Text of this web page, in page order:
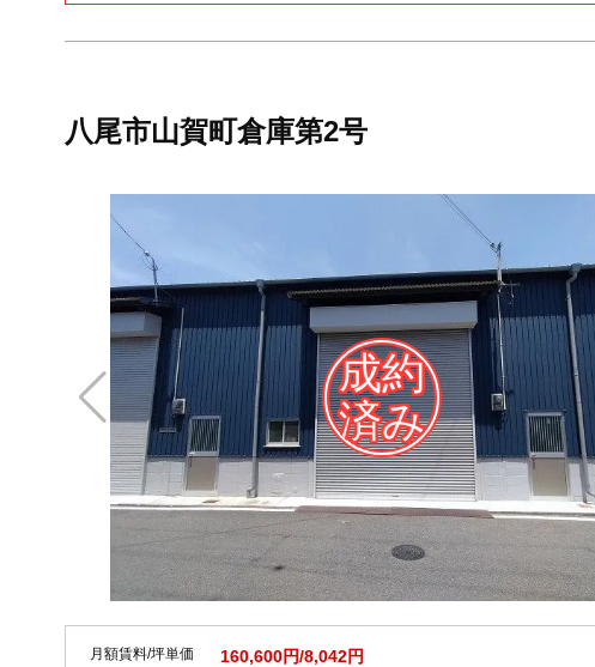
八尾市山賀町倉庫第2号
月額賃料/坪単価 160,600円/8,042円